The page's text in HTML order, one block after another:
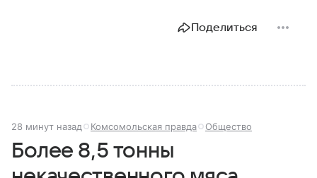
Поделиться
28 минут назад Комсомольская правда Общество
Более 8,5 тонны